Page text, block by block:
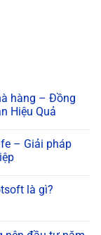
hàng – Đồng
Hiệu Quả
– Giải pháp
là gì?